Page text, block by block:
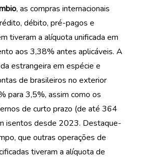
, as compras internacionais
débito, pré-pagos e
tiveram a alíquota unificada em
aos 3,38% antes aplicáveis. A
estrangeira em espécie e
de brasileiros no exterior
para 3,5%, assim como os
de curto prazo (de até 364
isentos desde 2023. Destaque-
que outras operações de
tiveram a alíquota de